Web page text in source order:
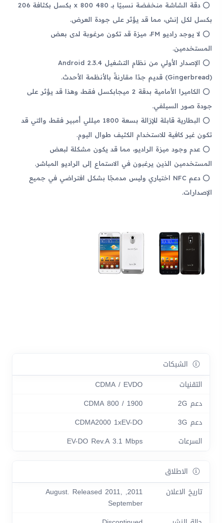
دقة الشاشة منخفضة نسبيًا بـ 480 x 800 بكسل بكثافة 206
بكسل لكل إنش، مما قد يؤثر على جودة العرض.
لا يوجد راديو FM، ميزة قد تكون مرغوبة لدى بعض
المستخدمين.
الإصدار الأولي من نظام التشغيل Android 2.3.4
(Gingerbread) قديم جدًا مقارنةً بالأنظمة الأحدث.
الكاميرا الأمامية بدقة 2 ميجابكسل فقط، وهذا قد يؤثر على
جودة صور السيلفي.
البطارية قابلة للإزالة بسعة 1800 ميللي أمبير فقط، والتي قد
تكون غير كافية للاستخدام الكثيف طوال اليوم.
عدم وجود ميزة الراديو، مما قد يكون مشكلة لبعض
المستخدمين الذين يرغبون في الاستماع إلى الراديو المباشر.
دعم NFC اختياري وليس مدمجًا بشكل افتراضي في جميع
الإصدارات.
الشبكات
التقنيات
CDMA / EVDO
دعم 2G
CDMA 800 / 1900
دعم 3G
CDMA2000 1xEV-DO
السرعات
EV-DO Rev.A 3.1 Mbps
الاطلاق
تاريخ الاعلان
2011, August. Released 2011,
September